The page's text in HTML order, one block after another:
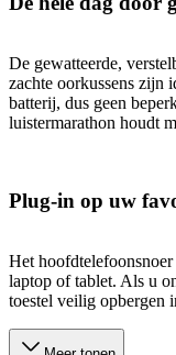
De gewatteerde,
zachte oorkussens zijn
batterij, dus geen
luistermarathon houdt
Plug-in op uw
Het
laptop of tablet. Als u
toestel veilig opbergen